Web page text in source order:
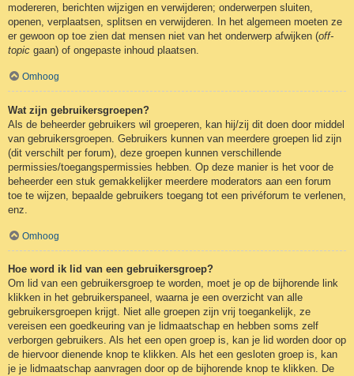
modereren, berichten wijzigen en verwijderen; onderwerpen sluiten,
openen, verplaatsen, splitsen en verwijderen. In het algemeen moeten ze
er gewoon op toe zien dat mensen niet van het onderwerp afwijken (off-
topic gaan) of ongepaste inhoud plaatsen.
Omhoog
Wat zijn gebruikersgroepen?
Als de beheerder gebruikers wil groeperen, kan hij/zij dit doen door middel
van gebruikersgroepen. Gebruikers kunnen van meerdere groepen lid zijn
(dit verschilt per forum), deze groepen kunnen verschillende
permissies/toegangspermissies hebben. Op deze manier is het voor de
beheerder een stuk gemakkelijker meerdere moderators aan een forum
toe te wijzen, bepaalde gebruikers toegang tot een privéforum te verlenen,
enz.
Omhoog
Hoe word ik lid van een gebruikersgroep?
Om lid van een gebruikersgroep te worden, moet je op de bijhorende link
klikken in het gebruikerspaneel, waarna je een overzicht van alle
gebruikersgroepen krijgt. Niet alle groepen zijn vrij toegankelijk, ze
vereisen een goedkeuring van je lidmaatschap en hebben soms zelf
verborgen gebruikers. Als het een open groep is, kan je lid worden door op
de hiervoor dienende knop te klikken. Als het een gesloten groep is, kan
je je lidmaatschap aanvragen door op de bijhorende knop te klikken. De